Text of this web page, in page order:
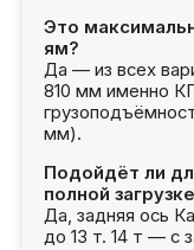
Это
ям?
Да — из всех
810 мм именно
мм).
Подойдёт ли
полной
Да, задняя ось
до 13 т. 14 т — с